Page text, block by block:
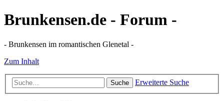
Brunkensen.de - Forum -
- Brunkensen im romantischen Glenetal -
Zum Inhalt
Suche Erweiterte Suche